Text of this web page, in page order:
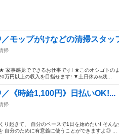
／モップがけなどの清掃スタ
掃
家事感覚でできるお仕事です! ★このオシゴト
万円以上の収入を目指せます! ▼土日休み&残...
《時給1,100円》日払いOK!...
掃
り起きて、 自分のペースで1日を始めたい! そん
自分のために有意義に使うことができますよ◎ ...